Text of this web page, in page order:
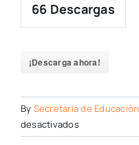
66 Descargas
¡Descarga ahora!
By Secretaría de Educación
desactivadosen